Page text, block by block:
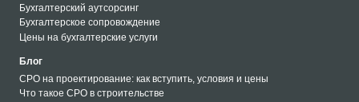
Бухгалтерский аутсорсинг
Бухгалтерское сопровождение
Цены на бухгалтерские услуги
Блог
СРО на проектирование: как вступить, условия и цены
Что такое СРО в строительстве